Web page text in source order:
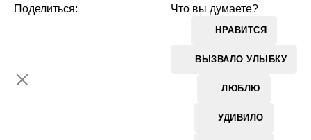
Что вы думаете?
НРАВИТСЯ
ВЫЗВАЛО УЛЫБКУ
ЛЮБЛЮ
УДИВИЛО
Поделиться: